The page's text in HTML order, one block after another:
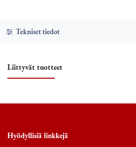
Tekniset tiedot
Liittyvät tuotteet
Hyödyllisiä linkkejä